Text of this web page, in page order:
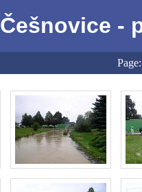
Češnovice -